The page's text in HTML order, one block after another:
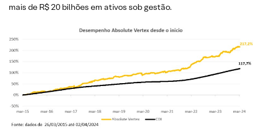
mais de R$ 20 bilhões em ativos sob gestão.